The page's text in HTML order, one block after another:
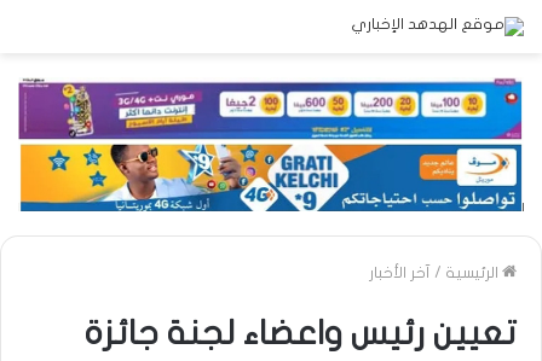
الرئيسية / آخر الأخبار
تعيين رئيس واعضاء لجنة جائزة